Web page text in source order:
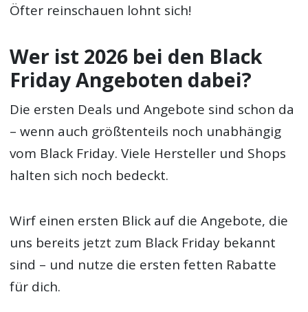
Öfter reinschauen lohnt sich!
Wer ist 2026 bei den Black
Friday Angeboten dabei?
Die ersten Deals und Angebote sind schon da
– wenn auch größtenteils noch unabhängig
vom Black Friday. Viele Hersteller und Shops
halten sich noch bedeckt.
Wirf einen ersten Blick auf die Angebote, die
uns bereits jetzt zum Black Friday bekannt
sind – und nutze die ersten fetten Rabatte
für dich.